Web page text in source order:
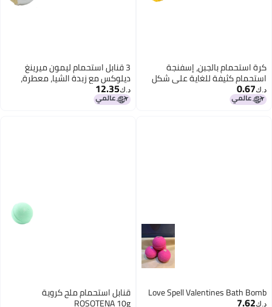
إسفنجة
للغاية على شكل
استحمام للأطفال، لا
كبيرة الحجم.
3 قنابل استحمام ليمون ميرينغ
ديلوكس مع زبدة الشيا، معطرة،
مستوحاة من الحلويات، 180 جرام،
مصنوعة يدويًا في المملكة
12.35
Love Spell قنابل استحمام ملح كروية
ROSOTENA 10g